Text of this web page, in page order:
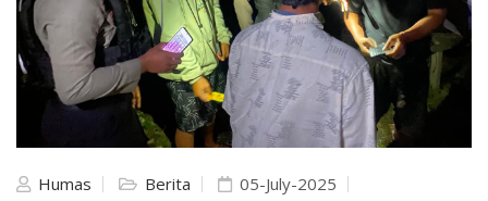
Humas Berita 05-July-2025